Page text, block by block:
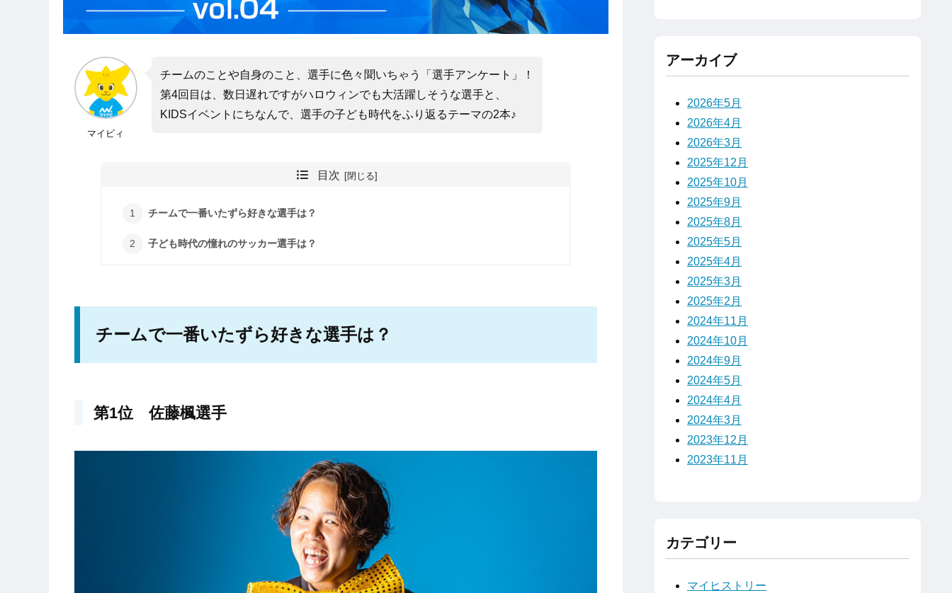
マイビィ
チームのことや自身のこと、選手に色々聞いちゃう「選手アンケート」！
第4回目は、数日遅れですがハロウィンでも大活躍しそうな選手と、
KIDSイベントにちなんで、選手の子ども時代をふり返るテーマの2本♪
目次
チームで一番いたずら好きな選手は？
子ども時代の憧れのサッカー選手は？
チームで一番いたずら好きな選手は？
第1位 佐藤楓選手
アーカイブ
2026年5月
2026年4月
2026年3月
2025年12月
2025年10月
2025年9月
2025年8月
2025年5月
2025年4月
2025年3月
2025年2月
2024年11月
2024年10月
2024年9月
2024年5月
2024年4月
2024年3月
2023年12月
2023年11月
カテゴリー
マイヒストリー